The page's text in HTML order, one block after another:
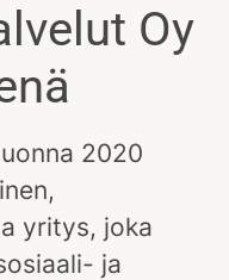
Oy
2020
yritys, joka
ja